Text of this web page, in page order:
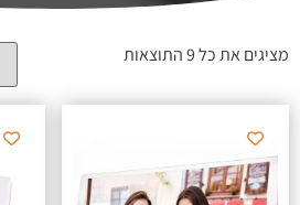
מציגים את כל ⁦9⁩ התוצאות